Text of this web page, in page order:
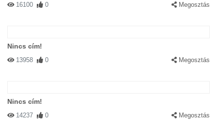
16100 0 Megosztás
Nincs cím!
13958 0 Megosztás
Nincs cím!
14237 0 Megosztás